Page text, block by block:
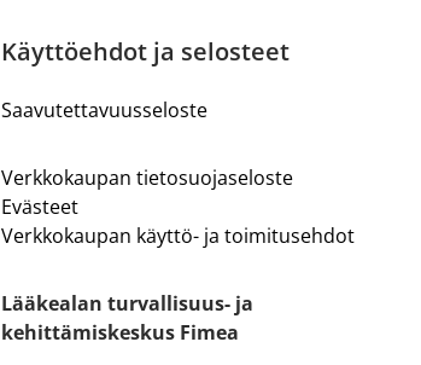
Käyttöehdot ja selosteet
Saavutettavuusseloste
Verkkokaupan tietosuojaseloste
Evästeet
Verkkokaupan käyttö- ja toimitusehdot
Lääkealan turvallisuus- ja
kehittämiskeskus Fimea